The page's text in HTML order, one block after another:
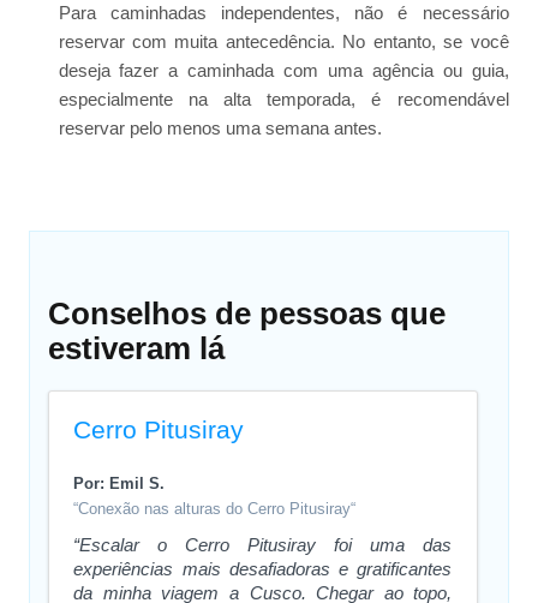
Para caminhadas independentes, não é necessário
reservar com muita antecedência. No entanto, se você
deseja fazer a caminhada com uma agência ou guia,
especialmente na alta temporada, é recomendável
reservar pelo menos uma semana antes.
Conselhos de pessoas que
estiveram lá
Cerro Pitusiray
Por: Emil S.
“Conexão nas alturas do Cerro Pitusiray“
“Escalar o Cerro Pitusiray foi uma das
experiências mais desafiadoras e gratificantes
da minha viagem a Cusco. Chegar ao topo,